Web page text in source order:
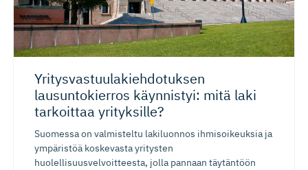
Yritysvas­tuu­la­kieh­do­tuksen
lausuntokierros käynnistyi: mitä laki
tarkoittaa yrityksille?
Suomessa on valmisteltu lakiluonnos ihmisoikeuksia ja
ympäristöä koskevasta yritysten
huolellisuusvelvoitteesta, jolla pannaan täytäntöön